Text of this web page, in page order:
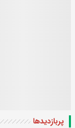
پربازدید‌ها